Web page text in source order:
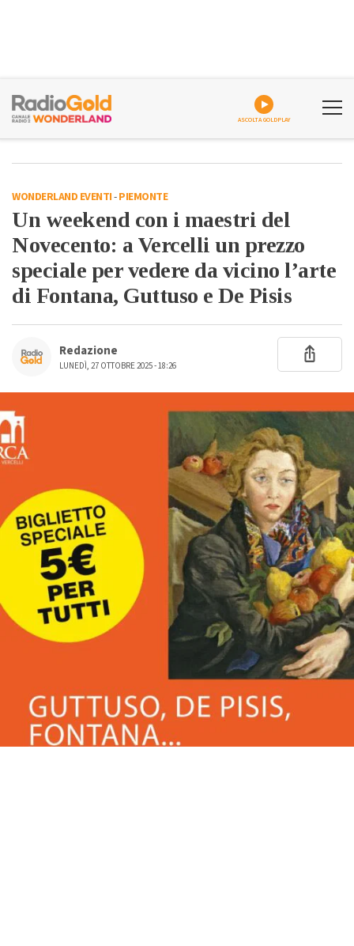
ASCOLTA GOLDPLAY
WONDERLAND EVENTI-PIEMONTE
Un weekend con i maestri del
Novecento: a Vercelli un prezzo
speciale per vedere da vicino l’arte
di Fontana, Guttuso e De Pisis
Redazione
LUNEDÌ, 27 OTTOBRE 2025 - 18:26